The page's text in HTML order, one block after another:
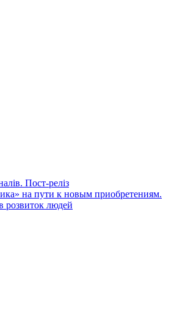
Пост-реліз
на пути к новым приобретениям.
розвиток людей